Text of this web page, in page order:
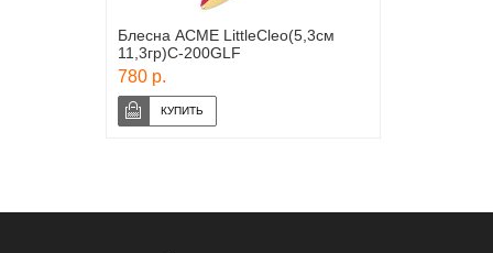
Блесна ACME LittleCleo(5,3см
11,3гр)С-200GLF
780 р.